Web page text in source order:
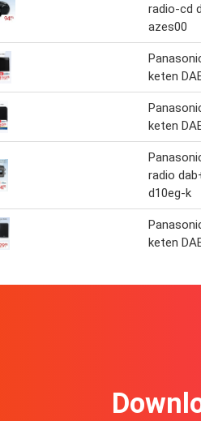
radio-cd
azes00
keten
keten
radio
d10eg-k
keten